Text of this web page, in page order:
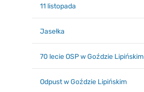
11 listopada
Jasełka
70 lecie OSP w Goździe Lipińskim
Odpust w Goździe Lipińskim